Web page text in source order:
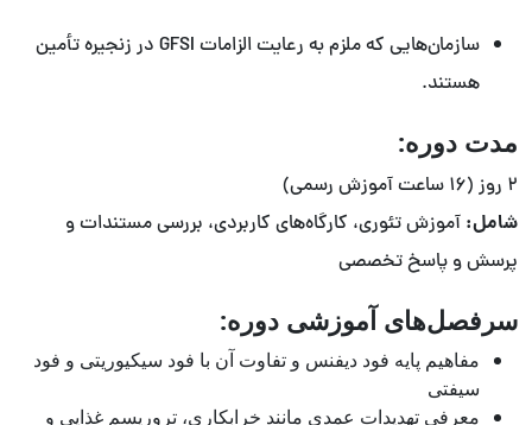
سازمان‌هایی که ملزم به رعایت الزامات GFSI در زنجیره تأمین
هستند.
مدت دوره:
۲ روز (۱۶ ساعت آموزش رسمی)
شامل: آموزش تئوری، کارگاه‌های کاربردی، بررسی مستندات و
پرسش و پاسخ تخصصی
سرفصل‌های آموزشی دوره:
مفاهیم پایه فود دیفنس و تفاوت آن با فود سیکیوریتی و فود
سیفتی
معرفی تهدیدات عمدی مانند خرابکاری، تروریسم غذایی و